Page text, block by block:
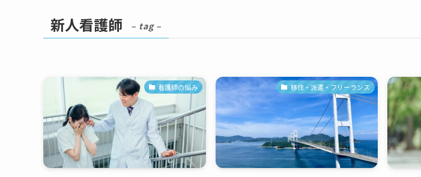
新人看護師 – tag –
看護師の悩み 移住・派遣・フリーランス